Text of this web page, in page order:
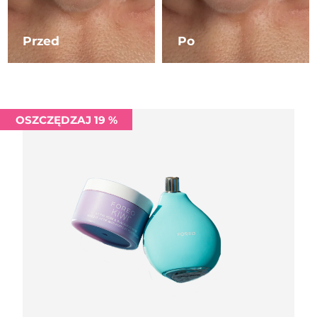
Przed Po
OSZCZĘDZAJ 19 %
Liban
Oczekiwany czas dostawy
8/9/26
Litwa
Oczekiwany czas dostawy
8/8/26
Oczekiwany czas dostawy
Oczekiwany czas dostawy
Oczekiwany czas dostawy